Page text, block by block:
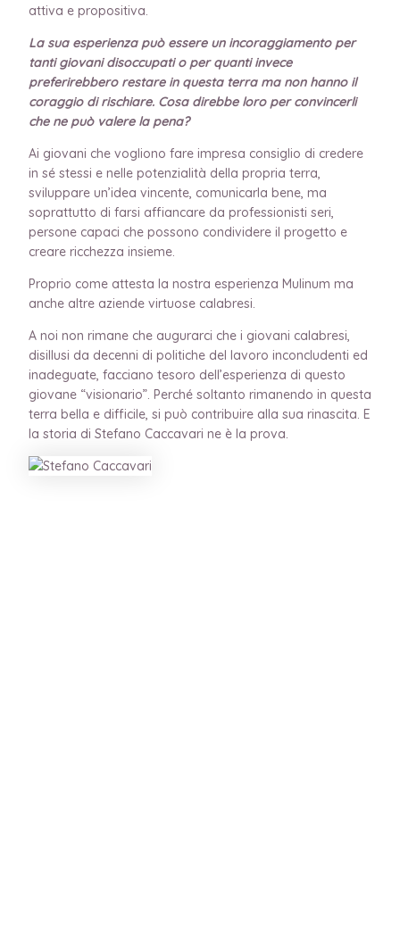
attiva e propositiva.
La sua esperienza può essere un incoraggiamento per
tanti giovani disoccupati o per quanti invece
preferirebbero restare in questa terra ma non hanno il
coraggio di rischiare. Cosa direbbe loro per convincerli
che ne può valere la pena?
Ai giovani che vogliono fare impresa consiglio di credere
in sé stessi e nelle potenzialità della propria terra,
sviluppare un’idea vincente, comunicarla bene, ma
soprattutto di farsi affiancare da professionisti seri,
persone capaci che possono condividere il progetto e
creare ricchezza insieme.
Proprio come attesta la nostra esperienza Mulinum ma
anche altre aziende virtuose calabresi.
A noi non rimane che augurarci che i giovani calabresi,
disillusi da decenni di politiche del lavoro inconcludenti ed
inadeguate, facciano tesoro dell’esperienza di questo
giovane “visionario”. Perché soltanto rimanendo in questa
terra bella e difficile, si può contribuire alla sua rinascita. E
la storia di Stefano Caccavari ne è la prova.